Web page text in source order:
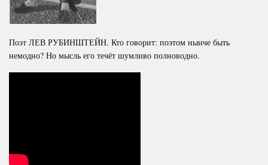
Поэт ЛЕВ РУБИНШТЕЙН. Кто говорит: поэтом нынче быть
немодно? Но мысль его течёт шумливо полноводно.